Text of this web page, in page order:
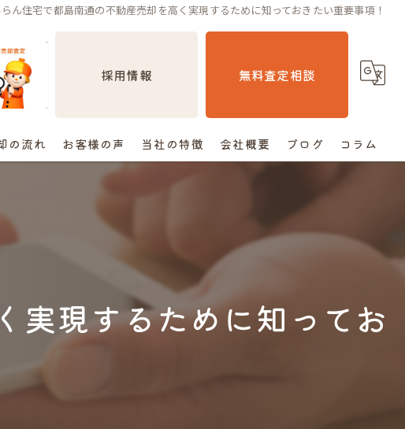
ん住宅で都島南通の不動産売却を高く実現するために知っておきたい重要事項！
採用情報 無料査定相談
の流れ お客様の声 当社の特徴
住み替え
会社概要 ブログ コラム
実現するために知ってお